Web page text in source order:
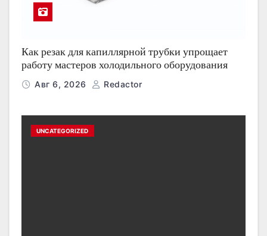
Как резак для капиллярной трубки упрощает
работу мастеров холодильного оборудования
Авг 6, 2026 Redactor
UNCATEGORIZED